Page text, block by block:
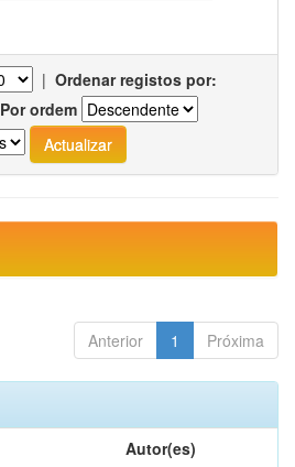
| Ordenar registos por:
Por ordem
Anterior 1 Próxima
Autor(es)